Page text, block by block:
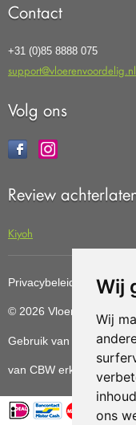
Wij
Wij
ons
Contact
+31 (0)85 8888 075
support@vloerenvoordelig.nl
Volg ons
Review
Kiyoh
Privacybeleid
© 2026 Vloerenvoordelig
Gebruik van deze site
van CBW erkende